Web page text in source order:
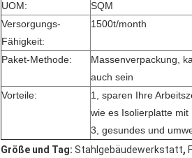
UOM:
SQM
Versorgungs-
Fähigkeit:
1500t/month
Paket-Methode:
Massenverpackung,
auch sein
Vorteile:
1, sparen Ihre
wie es Isolierplatte
3, gesundes und
Größe und Tag: Stahlgebäudewerkstatt,